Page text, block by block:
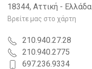
18344, Αττική - Ελλάδα
Βρείτε μας στο χάρτη
210.940.27.28
210.940.2775
697.236.9334